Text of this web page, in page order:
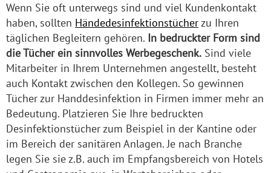
Wenn Sie oft unterwegs sind und viel Kundenkontakt
haben, sollten Händedesinfektionstücherzu Ihren
täglichen Begleitern gehören. In bedruckter Form sind
die Tücher ein sinnvolles Werbegeschenk. Sind viele
Mitarbeiter in Ihrem Unternehmen angestellt, besteht
auch Kontakt zwischen den Kollegen. So gewinnen
Tücher zur Handdesinfektion in Firmen immer mehr an
Bedeutung. Platzieren Sie Ihre bedruckten
Desinfektionstücher zum Beispiel in der Kantine oder
im Bereich der sanitären Anlagen. Je nach Branche
legen Sie sie z.B. auch im Empfangsbereich von Hotels